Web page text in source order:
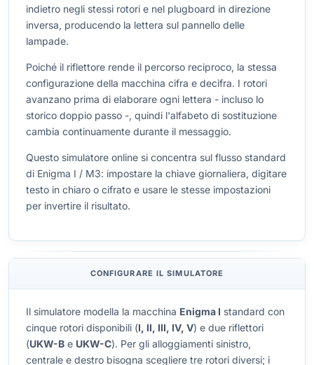
indietro negli stessi rotori e nel plugboard in direzione
inversa, producendo la lettera sul pannello delle
lampade.
Poiché il riflettore rende il percorso reciproco, la stessa
configurazione della macchina cifra e decifra. I rotori
avanzano prima di elaborare ogni lettera - incluso lo
storico doppio passo -, quindi l'alfabeto di sostituzione
cambia continuamente durante il messaggio.
Questo simulatore online si concentra sul flusso standard
di Enigma I / M3: impostare la chiave giornaliera, digitare
testo in chiaro o cifrato e usare le stesse impostazioni
per invertire il risultato.
CONFIGURARE IL SIMULATORE
Il simulatore modella la macchina Enigma I standard con
cinque rotori disponibili (I, II, III, IV, V) e due riflettori
(UKW-B e UKW-C). Per gli alloggiamenti sinistro,
centrale e destro bisogna scegliere tre rotori diversi; i